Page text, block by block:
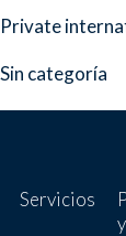
Private
Sin categoría
Servicios